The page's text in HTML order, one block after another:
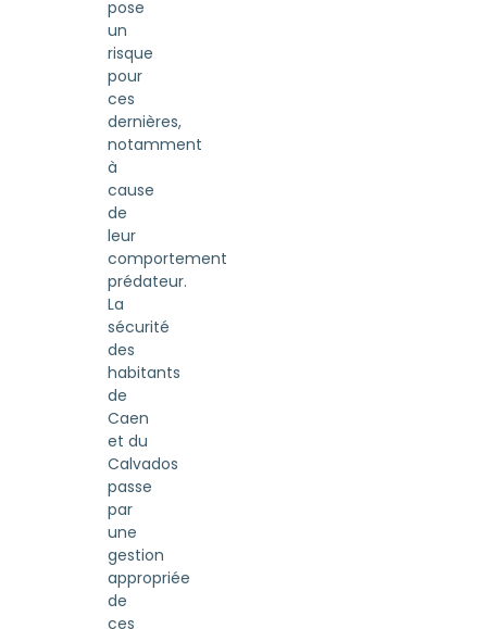
pose
un
risque
pour
ces
dernières,
notamment
à
cause
de
leur
comportement
prédateur.
La
sécurité
des
habitants
de
Caen
et du
Calvados
passe
par
une
gestion
appropriée
de
ces